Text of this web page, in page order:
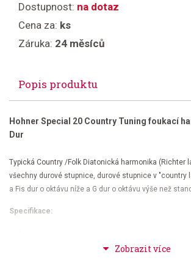
Dostupnost: na dotaz
Cena za: ks
Záruka: 24 měsíců
Popis produktu
Hohner Special 20 Country Tuning foukací
Dur
Typická Country /Folk Diatonická harmonika (Richter
všechny durové stupnice, durové stupnice v "country
a Fis dur o oktávu níže a G dur o oktávu výše než
Specifikace:
Tónina A Dur Country ladění